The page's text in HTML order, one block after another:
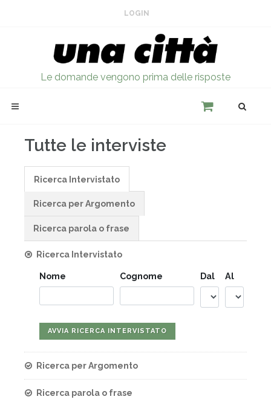
LOGIN
Le domande vengono prima delle risposte
Tutte le interviste
Ricerca Intervistato
Ricerca per Argomento
Ricerca parola o frase
Ricerca Intervistato
Nome Cognome Dal Al
Ricerca per Argomento
Ricerca parola o frase